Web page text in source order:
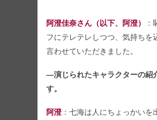
阿澄佳奈さん（以下、阿澄）
：
フにテレテレしつつ、気持ちを
言わせていただきました。
―演じられたキャラクターの紹
す。
阿澄：七海は人にちょっかいを